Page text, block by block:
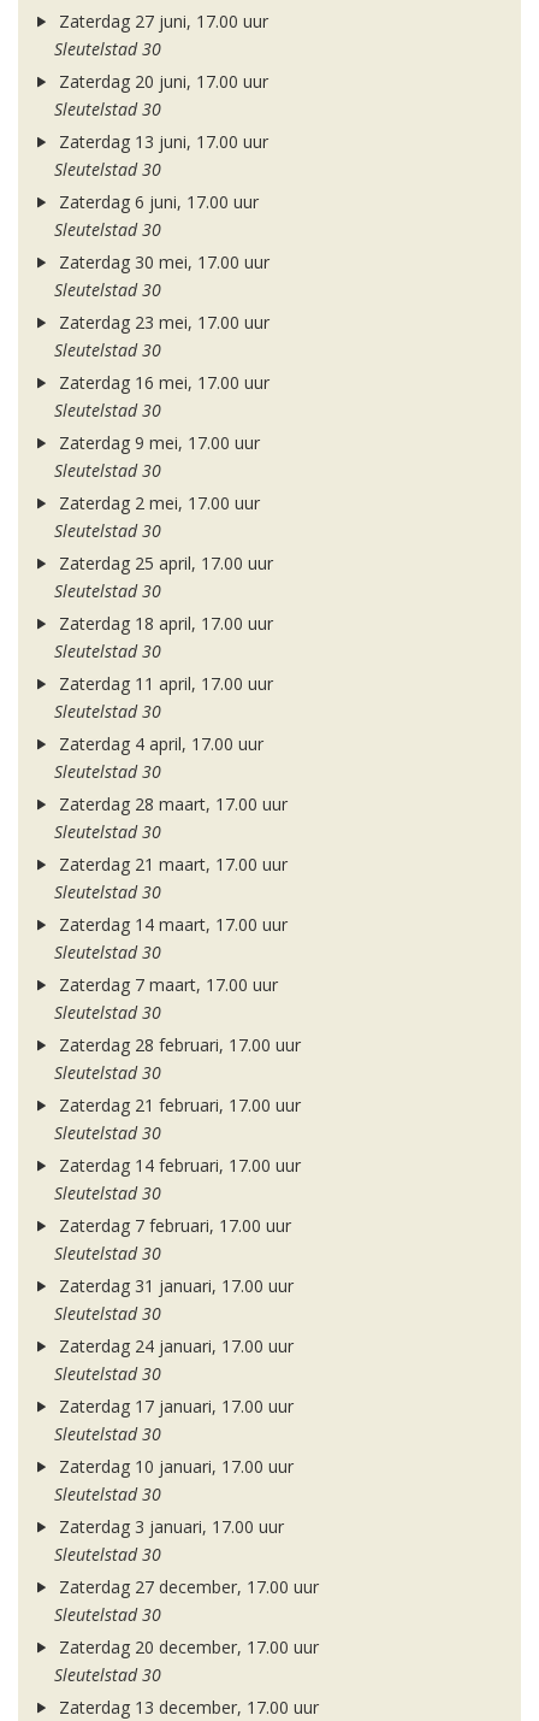
Zaterdag 27 juni, 17.00 uur
Sleutelstad 30
Zaterdag 20 juni, 17.00 uur
Sleutelstad 30
Zaterdag 13 juni, 17.00 uur
Sleutelstad 30
Zaterdag 6 juni, 17.00 uur
Sleutelstad 30
Zaterdag 30 mei, 17.00 uur
Sleutelstad 30
Zaterdag 23 mei, 17.00 uur
Sleutelstad 30
Zaterdag 16 mei, 17.00 uur
Sleutelstad 30
Zaterdag 9 mei, 17.00 uur
Sleutelstad 30
Zaterdag 2 mei, 17.00 uur
Sleutelstad 30
Zaterdag 25 april, 17.00 uur
Sleutelstad 30
Zaterdag 18 april, 17.00 uur
Sleutelstad 30
Zaterdag 11 april, 17.00 uur
Sleutelstad 30
Zaterdag 4 april, 17.00 uur
Sleutelstad 30
Zaterdag 28 maart, 17.00 uur
Sleutelstad 30
Zaterdag 21 maart, 17.00 uur
Sleutelstad 30
Zaterdag 14 maart, 17.00 uur
Sleutelstad 30
Zaterdag 7 maart, 17.00 uur
Sleutelstad 30
Zaterdag 28 februari, 17.00 uur
Sleutelstad 30
Zaterdag 21 februari, 17.00 uur
Sleutelstad 30
Zaterdag 14 februari, 17.00 uur
Sleutelstad 30
Zaterdag 7 februari, 17.00 uur
Sleutelstad 30
Zaterdag 31 januari, 17.00 uur
Sleutelstad 30
Zaterdag 24 januari, 17.00 uur
Sleutelstad 30
Zaterdag 17 januari, 17.00 uur
Sleutelstad 30
Zaterdag 10 januari, 17.00 uur
Sleutelstad 30
Zaterdag 3 januari, 17.00 uur
Sleutelstad 30
Zaterdag 27 december, 17.00 uur
Sleutelstad 30
Zaterdag 20 december, 17.00 uur
Sleutelstad 30
Zaterdag 13 december, 17.00 uur